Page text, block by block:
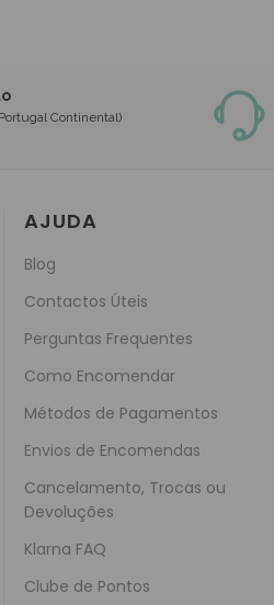
Continental)
AJUDA
Blog
Contactos Úteis
Perguntas Frequentes
Como Encomendar
Métodos de Pagamentos
Envios de Encomendas
Cancelamento, Trocas ou
Devoluções
Klarna FAQ
Clube de Pontos